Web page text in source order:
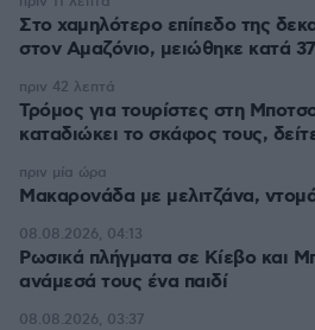
Στο χαμηλότερο επίπεδο της
στον Αμαζόνιο, μειώθηκε κατά
Τρόμος για τουρίστες στη
καταδιώκει το σκάφος τους,
πριν 42 λεπτά
Μακαρονάδα με μελιτζάνα,
πριν μία ώρα
Ρωσικά πλήγματα σε Κίεβο και
ανάμεσά τους ένα παιδί
08.08.2026, 04:13
08.08.2026, 03:37